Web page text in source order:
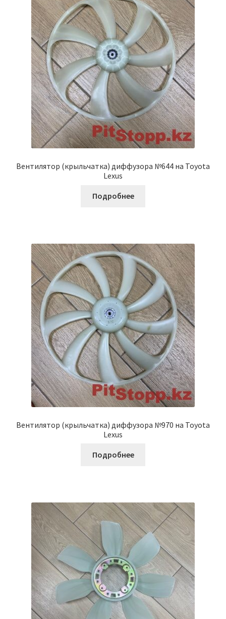
Вентилятор (крыльчатка) диффузора №644 на Toyota
Lexus
Подробнее
Вентилятор (крыльчатка) диффузора №970 на Toyota
Lexus
Подробнее